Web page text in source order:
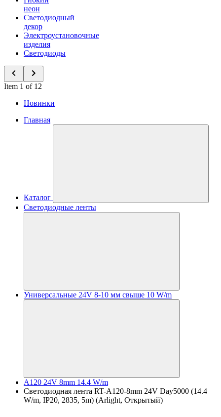
неон
Светодиодный
декор
Электроустановочные
изделия
Светодиоды
Item 1 of 12
Новинки
Главная
Каталог
Светодиодные ленты
Универсальные 24V 8-10 мм свыше 10 W/m
A120 24V 8mm 14.4 W/m
Светодиодная лента RT-A120-8mm 24V Day5000 (14.4
W/m, IP20, 2835, 5m) (Arlight, Открытый)